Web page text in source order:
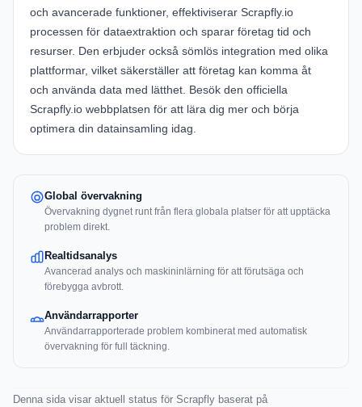
och avancerade funktioner, effektiviserar Scrapfly.io
processen för dataextraktion och sparar företag tid och
resurser. Den erbjuder också sömlös integration med olika
plattformar, vilket säkerställer att företag kan komma åt
och använda data med lätthet. Besök den officiella
Scrapfly.io webbplatsen för att lära dig mer och börja
optimera din datainsamling idag.
Global övervakning
Övervakning dygnet runt från flera globala platser för att upptäcka
problem direkt.
Realtidsanalys
Avancerad analys och maskininlärning för att förutsäga och
förebygga avbrott.
Användarrapporter
Användarrapporterade problem kombinerat med automatisk
övervakning för full täckning.
Denna sida visar aktuell status för Scrapfly baserat på